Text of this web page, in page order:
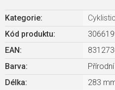
Kategorie:
Kód produktu:
EAN :
Barva:
Přírodní
Délka:
283